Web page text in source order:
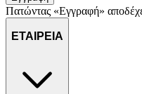
Πατώντας «Εγγραφή»
ΕΤΑΙΡΕΙΑ